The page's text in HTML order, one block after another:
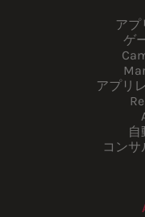
アプ
ゲ
アプリ
自
コン